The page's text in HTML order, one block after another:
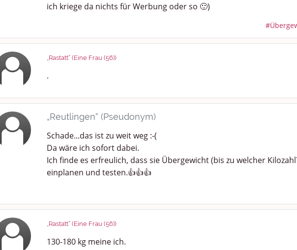
ich kriege da nichts für Werbung oder so 🙂)
„Rastatt“ (Eine Frau (56))
.
„Reutlingen“ (Pseudonym)
Schade...das ist zu weit weg :-(
Da wäre ich sofort dabei.
Ich finde es erfreulich, dass sie Übergewicht (bis zu welcher
einplanen und testen.👍👍👍
„Rastatt“ (Eine Frau (56))
130-180 kg meine ich.